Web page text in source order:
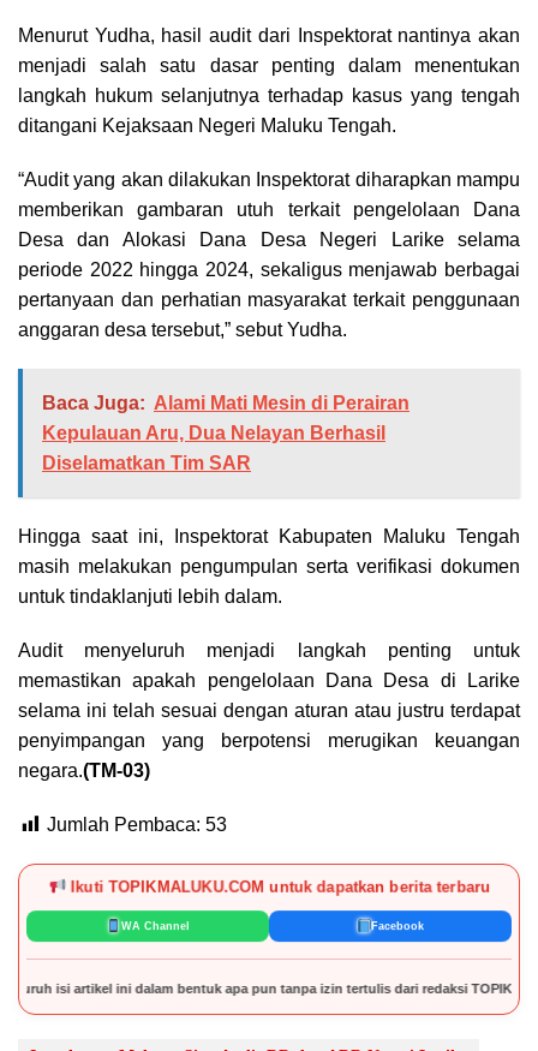
Menurut Yudha, hasil audit dari Inspektorat nantinya akan
menjadi salah satu dasar penting dalam menentukan
langkah hukum selanjutnya terhadap kasus yang tengah
ditangani Kejaksaan Negeri Maluku Tengah.
“Audit yang akan dilakukan Inspektorat diharapkan mampu
memberikan gambaran utuh terkait pengelolaan Dana
Desa dan Alokasi Dana Desa Negeri Larike selama
periode 2022 hingga 2024, sekaligus menjawab berbagai
pertanyaan dan perhatian masyarakat terkait penggunaan
anggaran desa tersebut,” sebut Yudha.
Baca Juga: Alami Mati Mesin di Perairan
Kepulauan Aru, Dua Nelayan Berhasil
Diselamatkan Tim SAR
Hingga saat ini, Inspektorat Kabupaten Maluku Tengah
masih melakukan pengumpulan serta verifikasi dokumen
untuk tindaklanjuti lebih dalam.
Audit menyeluruh menjadi langkah penting untuk
memastikan apakah pengelolaan Dana Desa di Larike
selama ini telah sesuai dengan aturan atau justru terdapat
penyimpangan yang berpotensi merugikan keuangan
negara.(TM-03)
Jumlah Pembaca: 53
Ikuti TOPIKMALUKU.COM untuk dapatkan berita terbaru
WA Channel Facebook
artikel ini dalam bentuk apa pun tanpa izin tertulis dari redaksi